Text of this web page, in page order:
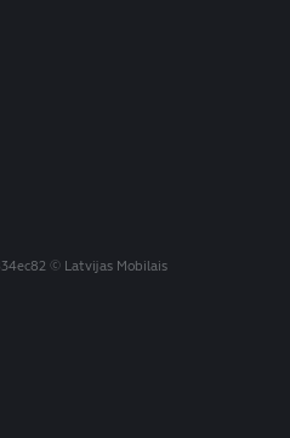
© Latvijas Mobilais